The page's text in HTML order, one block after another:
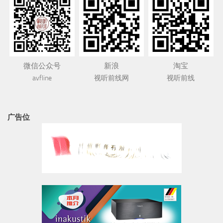
微信公众号
avfline
新浪
视听前线网
淘宝
视听前线
广告位